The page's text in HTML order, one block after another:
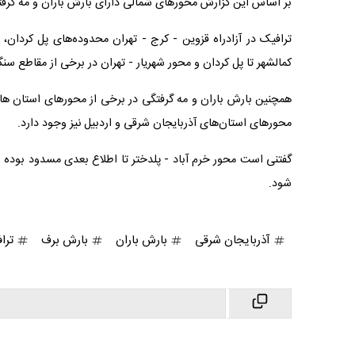
ترافیک در آزادراه قزوین - کرج - تهران محدوده‌های پل
کمالشهر تا پل کردان و محور شهریار - تهران در برخی از مقاطع
همچنین بارش باران و مه گرفتگی در برخی از محورهای استان
محورهای استان‌های آذربایجان شرقی و اردبیل نیز وجود دارد.
گفتنی است محور خرم آباد - پلدختر تا اطلاع بعدی مسدود
شود.
آذربایجان شرقی بارش باران بارش برف